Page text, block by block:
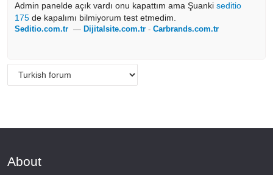
Admin panelde açık vardı onu kapattım ama Şuankiseditio
175 de kapalımı bilmiyorum test etmedim.
Seditio.com.tr — Dijitalsite.com.tr -Carbrands.com.tr
About